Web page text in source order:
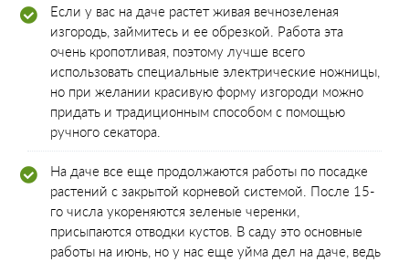
Если у вас на даче растет живая вечнозеленая
изгородь, займитесь и ее обрезкой. Работа эта
очень кропотливая, поэтому лучше всего
использовать специальные электрические ножницы,
но при желании красивую форму изгороди можно
придать и традиционным способом с помощью
ручного секатора.
На даче все еще продолжаются работы по посадке
растений с закрытой корневой системой. После 15-
го числа укореняются зеленые черенки,
присыпаются отводки кустов. В саду это основные
работы на июнь, но у нас еще уйма дел на даче, ведь